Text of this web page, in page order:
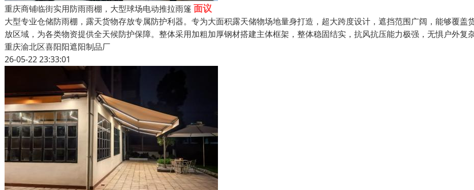
重庆商铺临街实用防雨雨棚，大型球场电动推拉雨篷 面议
大型专业仓储防雨棚，露天货物存放专属防护利器。专为大面积露天储物场地量身打造，超大跨度设计，遮挡范围广阔，能够覆盖
放区域，为各类物资提供全天候防护保障。整体采用加粗加厚钢材搭建主体框架，整体稳固结实，抗风抗压能力极强，无惧户外复
重庆渝北区喜阳阳遮阳制品厂
26-05-22 23:33:01